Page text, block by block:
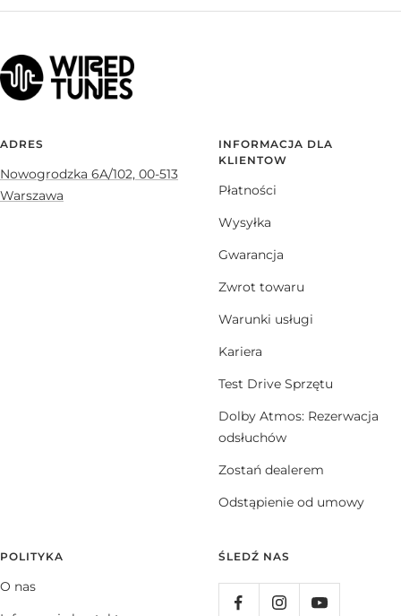
ADRES
Nowogrodzka 6A/102, 00-513
Warszawa
INFORMACJA DLA
KLIENTOW
Płatności
Wysyłka
Gwarancja
Zwrot towaru
Warunki usługi
Kariera
Test Drive Sprzętu
Dolby Atmos: Rezerwacja
odsłuchów
Zostań dealerem
Odstąpienie od umowy
POLITYKA
O nas
ŚLEDŹ NAS